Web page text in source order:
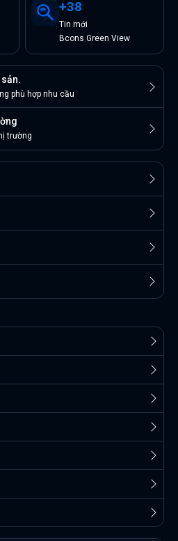
+38
Tin mới
Bcons Green View
phù hợp nhu cầu
trường